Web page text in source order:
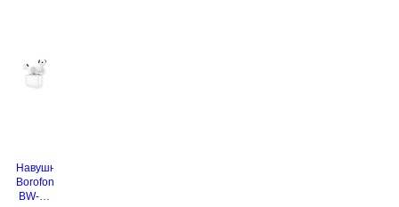
Навушники
Borofone
BW-94